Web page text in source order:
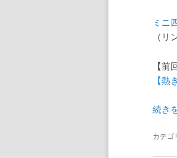
ミニ
（リ
【前
【
続き
カテゴ